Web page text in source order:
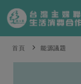
產品分類
首頁 能源議題